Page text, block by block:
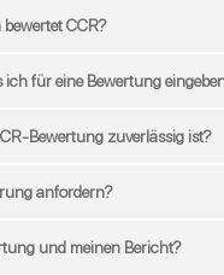
CCR?
für eine Bewertung
Bewertung zuverlässig ist?
anfordern?
und meinen Bericht?